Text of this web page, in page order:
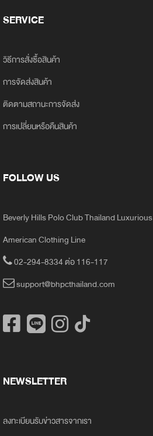
SERVICE
วิธีการสั่งซื้อสินค้า
การจัดส่งสินค้า
ติดตามสถานะการจัดส่ง
การเปลี่ยนหรือคืนสินค้า
FOLLOW US
Beverly Hills Polo Club Thailand Luxurious
American Clothing Line
02-294-8334 ต่อ 116-117
support@bhpcthailand.com
NEWSLETTER
ลงทะเบียนรับข่าวสารจากเรา